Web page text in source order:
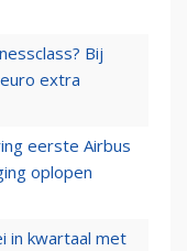
Bij
extra
eerste Airbus
oplopen
in kwartaal met